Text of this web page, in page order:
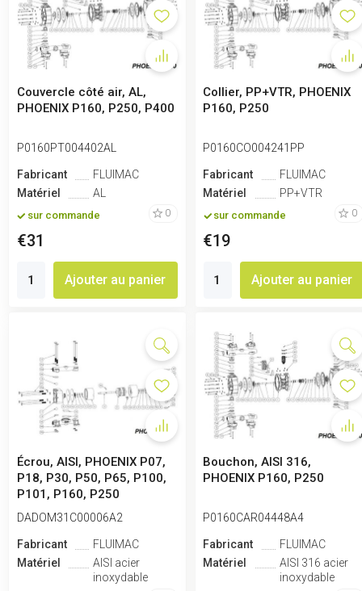
Couvercle côté air, AL,
PHOENIX P160, P250, P400
P0160PT004402AL
Fabricant
FLUIMAC
Matériel
AL
sur commande 0
€31
Ajouter au panier
Collier, PP+VTR, PHOENIX
P160, P250
P0160CO004241PP
Fabricant
FLUIMAC
Matériel
PP+VTR
sur commande 0
€19
Ajouter au panier
Écrou, AISI, PHOENIX P07,
P18, P30, P50, P65, P100,
P101, P160, P250
DADOM31C00006A2
Fabricant
FLUIMAC
Matériel
AISI acier
inoxydable
Bouchon, AISI 316,
PHOENIX P160, P250
P0160CAR04448A4
Fabricant
FLUIMAC
Matériel
AISI 316 acier
inoxydable